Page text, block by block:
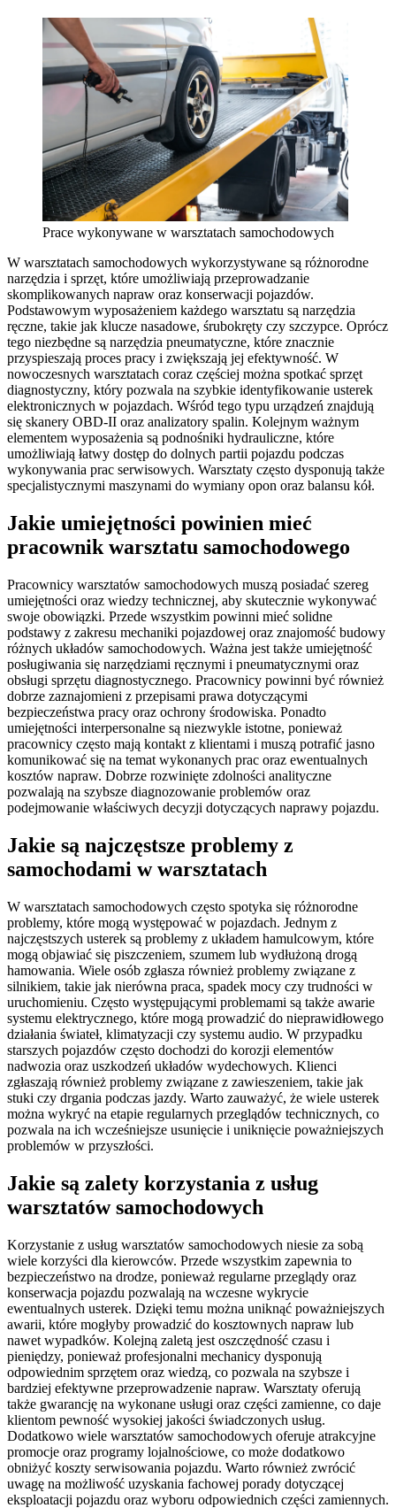
Prace wykonywane w warsztatach samochodowych
W warsztatach samochodowych wykorzystywane są różnorodne
narzędzia i sprzęt, które umożliwiają przeprowadzanie
skomplikowanych napraw oraz konserwacji pojazdów.
Podstawowym wyposażeniem każdego warsztatu są narzędzia
ręczne, takie jak klucze nasadowe, śrubokręty czy szczypce. Oprócz
tego niezbędne są narzędzia pneumatyczne, które znacznie
przyspieszają proces pracy i zwiększają jej efektywność. W
nowoczesnych warsztatach coraz częściej można spotkać sprzęt
diagnostyczny, który pozwala na szybkie identyfikowanie usterek
elektronicznych w pojazdach. Wśród tego typu urządzeń znajdują
się skanery OBD-II oraz analizatory spalin. Kolejnym ważnym
elementem wyposażenia są podnośniki hydrauliczne, które
umożliwiają łatwy dostęp do dolnych partii pojazdu podczas
wykonywania prac serwisowych. Warsztaty często dysponują także
specjalistycznymi maszynami do wymiany opon oraz balansu kół.
Jakie umiejętności powinien mieć
pracownik warsztatu samochodowego
Pracownicy warsztatów samochodowych muszą posiadać szereg
umiejętności oraz wiedzy technicznej, aby skutecznie wykonywać
swoje obowiązki. Przede wszystkim powinni mieć solidne
podstawy z zakresu mechaniki pojazdowej oraz znajomość budowy
różnych układów samochodowych. Ważna jest także umiejętność
posługiwania się narzędziami ręcznymi i pneumatycznymi oraz
obsługi sprzętu diagnostycznego. Pracownicy powinni być również
dobrze zaznajomieni z przepisami prawa dotyczącymi
bezpieczeństwa pracy oraz ochrony środowiska. Ponadto
umiejętności interpersonalne są niezwykle istotne, ponieważ
pracownicy często mają kontakt z klientami i muszą potrafić jasno
komunikować się na temat wykonanych prac oraz ewentualnych
kosztów napraw. Dobrze rozwinięte zdolności analityczne
pozwalają na szybsze diagnozowanie problemów oraz
podejmowanie właściwych decyzji dotyczących naprawy pojazdu.
Jakie są najczęstsze problemy z
samochodami w warsztatach
W warsztatach samochodowych często spotyka się różnorodne
problemy, które mogą występować w pojazdach. Jednym z
najczęstszych usterek są problemy z układem hamulcowym, które
mogą objawiać się piszczeniem, szumem lub wydłużoną drogą
hamowania. Wiele osób zgłasza również problemy związane z
silnikiem, takie jak nierówna praca, spadek mocy czy trudności w
uruchomieniu. Często występującymi problemami są także awarie
systemu elektrycznego, które mogą prowadzić do nieprawidłowego
działania świateł, klimatyzacji czy systemu audio. W przypadku
starszych pojazdów często dochodzi do korozji elementów
nadwozia oraz uszkodzeń układów wydechowych. Klienci
zgłaszają również problemy związane z zawieszeniem, takie jak
stuki czy drgania podczas jazdy. Warto zauważyć, że wiele usterek
można wykryć na etapie regularnych przeglądów technicznych, co
pozwala na ich wcześniejsze usunięcie i uniknięcie poważniejszych
problemów w przyszłości.
Jakie są zalety korzystania z usług
warsztatów samochodowych
Korzystanie z usług warsztatów samochodowych niesie za sobą
wiele korzyści dla kierowców. Przede wszystkim zapewnia to
bezpieczeństwo na drodze, ponieważ regularne przeglądy oraz
konserwacja pojazdu pozwalają na wczesne wykrycie
ewentualnych usterek. Dzięki temu można uniknąć poważniejszych
awarii, które mogłyby prowadzić do kosztownych napraw lub
nawet wypadków. Kolejną zaletą jest oszczędność czasu i
pieniędzy, ponieważ profesjonalni mechanicy dysponują
odpowiednim sprzętem oraz wiedzą, co pozwala na szybsze i
bardziej efektywne przeprowadzenie napraw. Warsztaty oferują
także gwarancję na wykonane usługi oraz części zamienne, co daje
klientom pewność wysokiej jakości świadczonych usług.
Dodatkowo wiele warsztatów samochodowych oferuje atrakcyjne
promocje oraz programy lojalnościowe, co może dodatkowo
obniżyć koszty serwisowania pojazdu. Warto również zwrócić
uwagę na możliwość uzyskania fachowej porady dotyczącej
eksploatacji pojazdu oraz wyboru odpowiednich części zamiennych.